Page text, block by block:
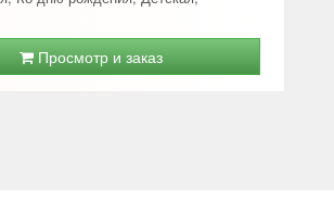
Просмотр и заказ